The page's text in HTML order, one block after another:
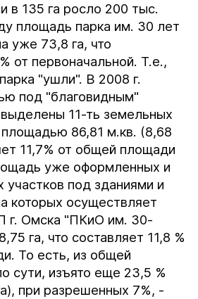
в 135 га росло 200 тыс.
площадь парка им. 30 лет
уже 73,8 га, что
от первоначальной. Т.е.,
"ушли". В 2008 г.
под "благовидным"
11-ть земельных
86,81 м.кв. (8,68
11,7% от общей площади
уже оформленных и
участков под зданиями и
которых осуществляет
г. Омска "ПКиО им. 30-
га, что составляет 11,8 %
То есть, из общей
сути, изъято еще 23,5 %
при разрешенных 7%, -